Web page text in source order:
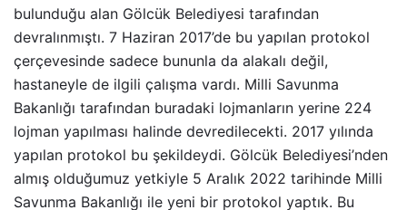
bulunduğu alan Gölcük Belediyesi tarafından
devralınmıştı. 7 Haziran 2017’de bu yapılan protokol
çerçevesinde sadece bununla da alakalı değil,
hastaneyle de ilgili çalışma vardı. Milli Savunma
Bakanlığı tarafından buradaki lojmanların yerine 224
lojman yapılması halinde devredilecekti. 2017 yılında
yapılan protokol bu şekildeydi. Gölcük Belediyesi’nden
almış olduğumuz yetkiyle 5 Aralık 2022 tarihinde Milli
Savunma Bakanlığı ile yeni bir protokol yaptık. Bu